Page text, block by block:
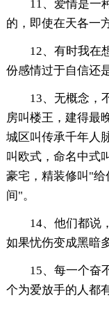
11、爱情是一
的，即使在天各一
12、有时我在
份感情过于自信还
13、无概念，
房叫楼王，建得最
城区叫传承千年人
叫欧式，命名中式
豪宅，精装修叫"
间"。
14、他们都说
如果忧伤变成黑暗
15、每一个奋
个为爱放手的人都